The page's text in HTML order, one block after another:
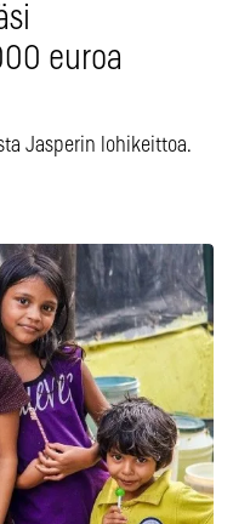
euroa
Jasperin lohikeittoa.